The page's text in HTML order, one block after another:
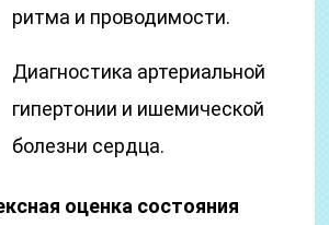
ритма и проводимости.
Диагностика артериальной
гипертонии и ишемической
болезни сердца.
оценка состояния